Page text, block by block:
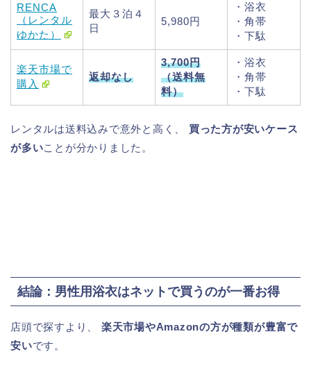
RENCA
（レンタル
ゆかた）
最大３泊４
日
5,980円
・浴衣
・角帯
・下駄
楽天市場で
購入
返却なし
3,700円
（送料無
料）
・浴衣
・角帯
・下駄
レンタルは送料込みで意外と高く、 買った方が安いケース
が多いことが分かりました。
結論：男性用浴衣はネットで買うのが一番お得
店頭で探すより、 楽天市場やAmazonの方が種類が豊富で
安いです。